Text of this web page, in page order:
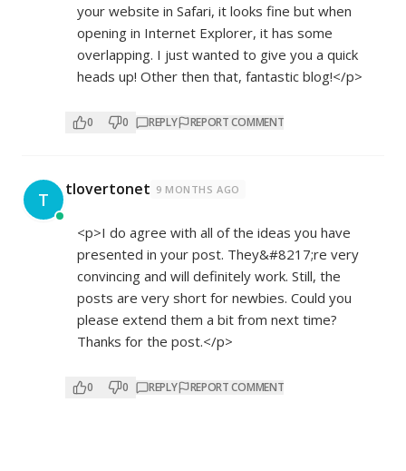
your website in Safari, it looks fine but when
opening in Internet Explorer, it has some
overlapping. I just wanted to give you a quick
heads up! Other then that, fantastic blog!</p>
0 0 REPLY REPORT COMMENT
T tlovertonet 9 MONTHS AGO
<p>I do agree with all of the ideas you have
presented in your post. They&#8217;re very
convincing and will definitely work. Still, the
posts are very short for newbies. Could you
please extend them a bit from next time?
Thanks for the post.</p>
0 0 REPLY REPORT COMMENT